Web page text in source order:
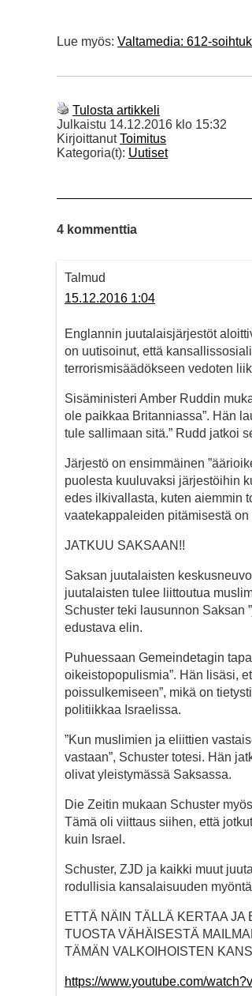
Lue myös: Valtamedia: 612-
Tulosta artikkeli
Julkaistu 14.12.2016 klo 15:32
KirjoittanutToimitus
Kategoria(t): Uutiset
4 kommenttia
Talmud
15.12.2016 1:04
Englannin juutalaisjärjestöt
on uutisoinut, että
terrorismisäädökseen vedoten
Sisäministeri Amber Ruddin
ole paikkaa Britanniassa”. Hän
tule sallimaan sitä.” Rudd jatkoi
Järjestö on ensimmäinen
puolesta kuuluvaksi järjestöihin
edes ilkivallasta, kuten aiemmin
vaatekappaleiden pitämisestä
JATKUU SAKSAAN!!
Saksan juutalaisten
juutalaisten tulee liittoutua
Schuster teki lausunnon Saksan
edustava elin.
Puhuessaan Gemeindetagin
oikeistopopulismia”. Hän lisäsi,
poissulkemiseen”, mikä on
politiikkaa Israelissa.
”Kun muslimien ja eliittien
vastaan”, Schuster totesi. Hän
olivat yleistymässä Saksassa.
Die Zeitin mukaan Schuster
Tämä oli viittaus siihen, että
kuin Israel.
Schuster, ZJD ja kaikki muut
rodullisia kansalaisuuden
ETTÄ NÄIN TÄLLÄ KERTAA
TUOSTA VÄHÄISESTÄ
TÄMÄN VALKOIHOISTEN
https://www.youtube.com/